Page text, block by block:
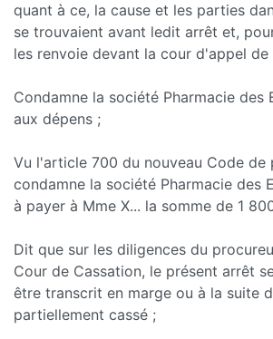
quant à ce, la cause et les parties
se trouvaient avant ledit arrêt et,
les renvoie devant la cour d'appel de
Condamne la société Pharmacie des
aux dépens ;
Vu l'article 700 du nouveau Code de
condamne la société Pharmacie des
à payer à Mme X... la somme de 1
Dit que sur les diligences du
Cour de Cassation, le présent arrêt
être transcrit en marge ou à la suite
partiellement cassé ;